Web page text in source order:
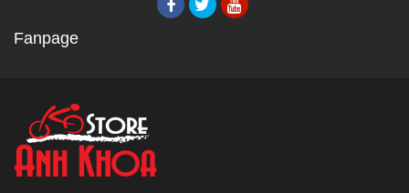
Fanpage